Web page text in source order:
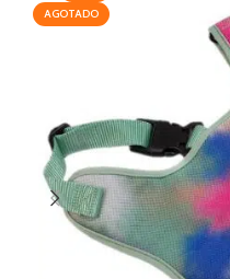
AGOTADO